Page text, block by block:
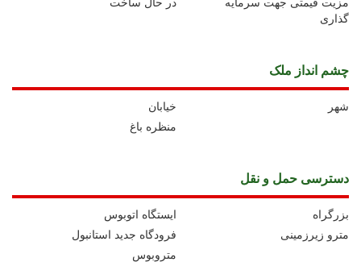
گذاری
چشم انداز ملک
خیابان
شهر
منظره باغ
دسترسی حمل و نقل
ايستگاه اتوبوس
بزرگراه
فرودگاه جدید استانبول
مترو زیرزمینی
متروبوس